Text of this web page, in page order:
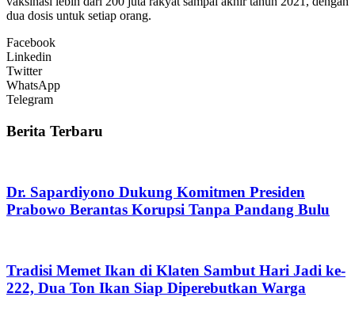
dua dosis untuk setiap orang.
Facebook
Linkedin
Twitter
WhatsApp
Telegram
Berita Terbaru
Dr. Sapardiyono Dukung Komitmen Presiden
Prabowo Berantas Korupsi Tanpa Pandang Bulu
Tradisi Memet Ikan di Klaten Sambut Hari Jadi ke-
222, Dua Ton Ikan Siap Diperebutkan Warga